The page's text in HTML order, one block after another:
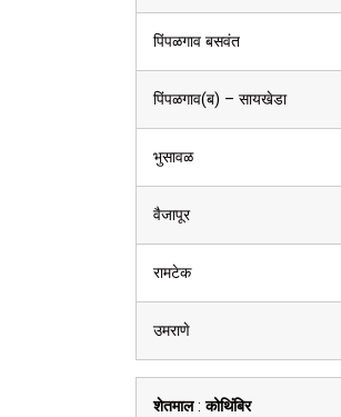
पिंपळगाव बसवंत
पिंपळगाव(ब) – सायखेडा
भुसावळ
वैजापूर
रामटेक
उमराणे
शेतमाल:कोथिंबिर